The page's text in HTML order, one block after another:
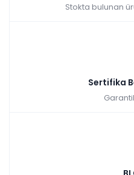
Stokta bulunan
Sertifika